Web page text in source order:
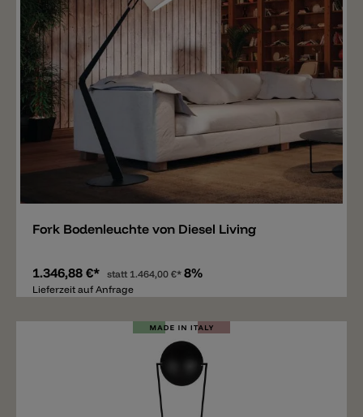
Fork Bodenleuchte von Diesel Living
1.346,88 €* statt 1.464,00 €* 8%
Lieferzeit auf Anfrage